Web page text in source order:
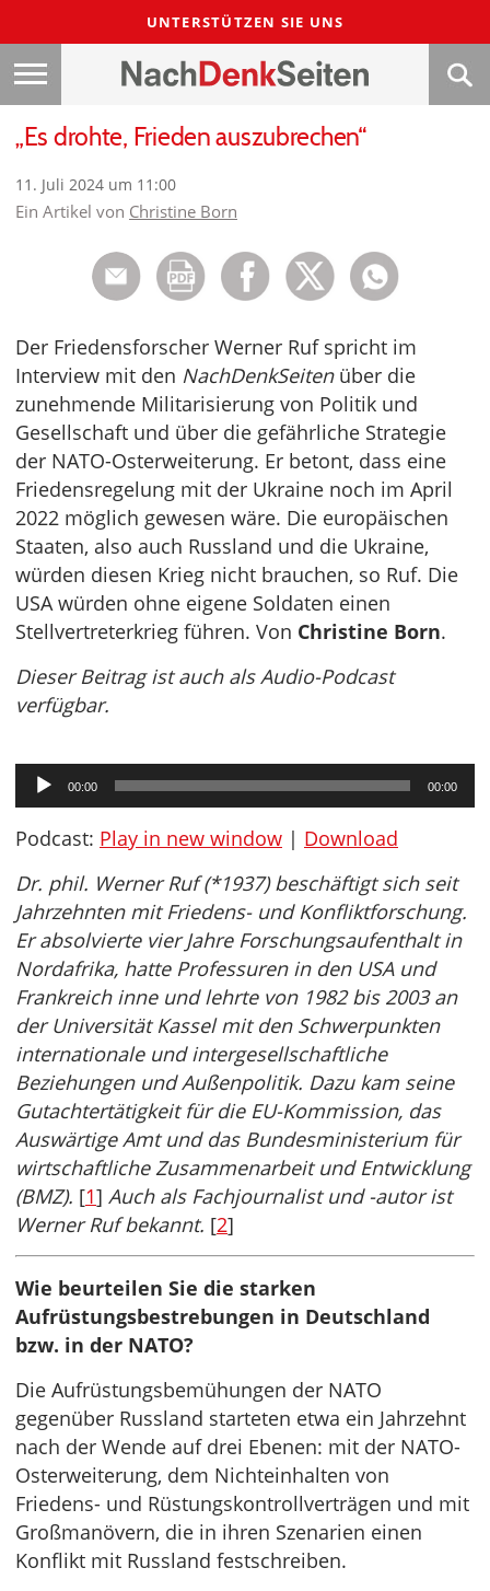
UNTERSTÜTZEN SIE UNS
„Es drohte, Frieden auszubrechen“
11. Juli 2024 um 11:00
Ein Artikel von Christine Born
Der Friedensforscher Werner Ruf spricht im
Interview mit den NachDenkSeitenüber die
zunehmende Militarisierung von Politik und
Gesellschaft und über die gefährliche Strategie
der NATO-Osterweiterung. Er betont, dass eine
Friedensregelung mit der Ukraine noch im April
2022 möglich gewesen wäre. Die europäischen
Staaten, also auch Russland und die Ukraine,
würden diesen Krieg nicht brauchen, so Ruf. Die
USA würden ohne eigene Soldaten einen
Stellvertreterkrieg führen. Von Christine Born.
Dieser Beitrag ist auch als Audio-Podcast
verfügbar.
Audio-
Player
00:00 00:00
Podcast: Play in new window | Download
Dr. phil. Werner Ruf (*1937) beschäftigt sich seit
Jahrzehnten mit Friedens- und Konfliktforschung.
Er absolvierte vier Jahre Forschungsaufenthalt in
Nordafrika, hatte Professuren in den USA und
Frankreich inne und lehrte von 1982 bis 2003 an
der Universität Kassel mit den Schwerpunkten
internationale und intergesellschaftliche
Beziehungen und Außenpolitik. Dazu kam seine
Gutachtertätigkeit für die EU-Kommission, das
Auswärtige Amt und das Bundesministerium für
wirtschaftliche Zusammenarbeit und Entwicklung
(BMZ). [1] Auch als Fachjournalist und -autor ist
Werner Ruf bekannt. [2]
Wie beurteilen Sie die starken
Aufrüstungsbestrebungen in Deutschland
bzw. in der NATO?
Die Aufrüstungsbemühungen der NATO
gegenüber Russland starteten etwa ein Jahrzehnt
nach der Wende auf drei Ebenen: mit der NATO-
Osterweiterung, dem Nichteinhalten von
Friedens- und Rüstungskontrollverträgen und mit
Großmanövern, die in ihren Szenarien einen
Konflikt mit Russland festschreiben.